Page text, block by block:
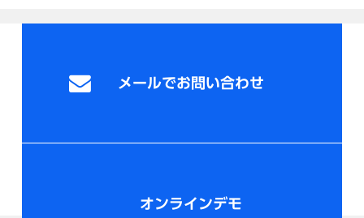
メールでお問い合わせ
オンラインデモ